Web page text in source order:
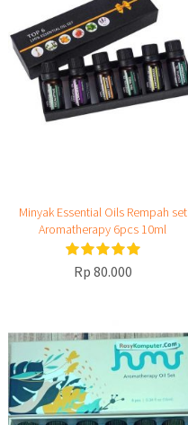
Minyak Essential Oils Rempah set
Aromatherapy 6pcs 10ml
Rp 80.000